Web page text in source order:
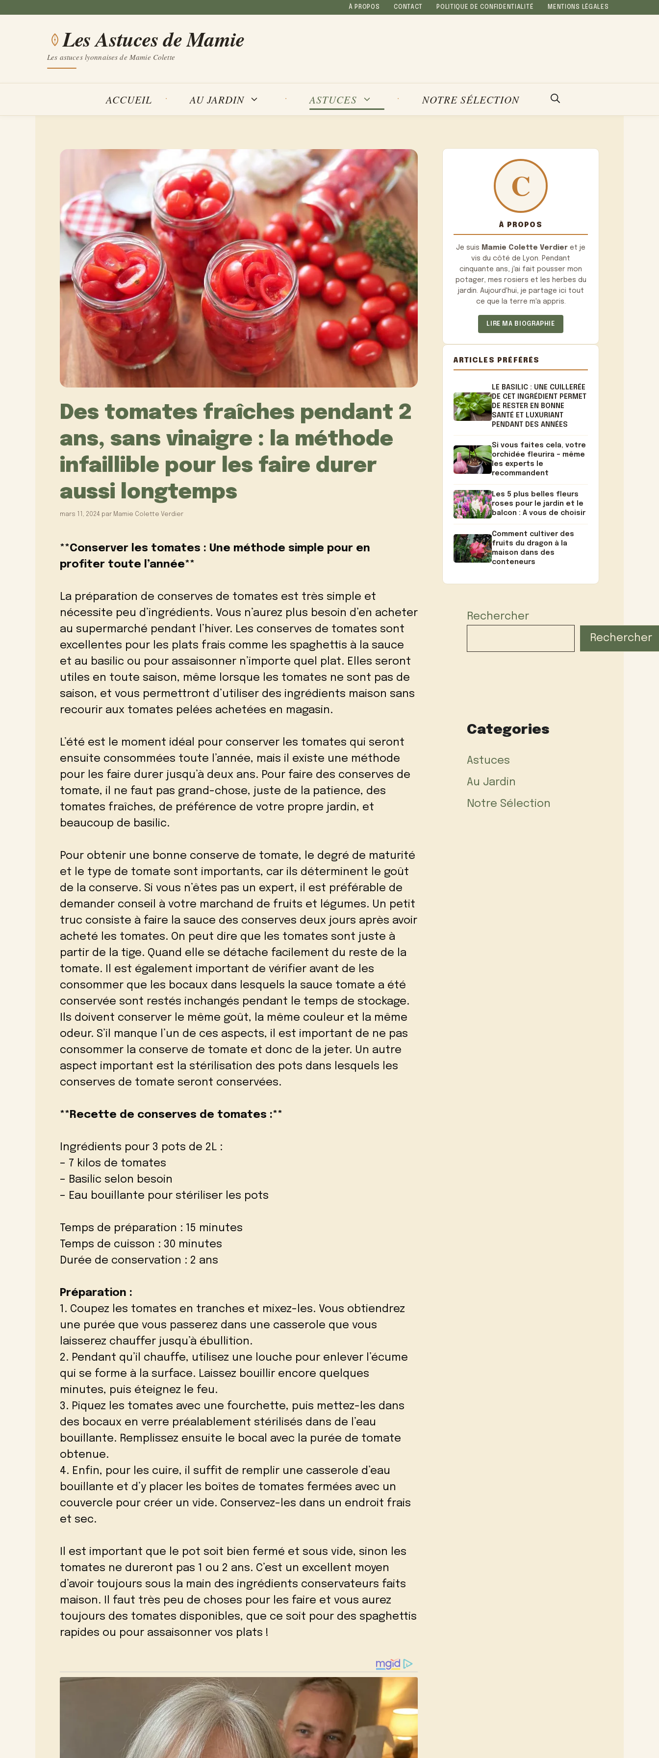
À PROPOS CONTACT POLITIQUE DE CONFIDENTIALITÉ MENTIONS LÉGALES
Les Astuces de Mamie
Les astuces lyonnaises de Mamie Colette
ACCUEIL AU JARDIN ASTUCES NOTRE SÉLECTION
Des tomates fraîches pendant 2
ans, sans vinaigre : la méthode
infaillible pour les faire durer
aussi longtemps
mars 11, 2024 par Mamie Colette Verdier
**Conserver les tomates : Une méthode simple pour en
profiter toute l’année**
La préparation de conserves de tomates est très simple et
nécessite peu d’ingrédients. Vous n’aurez plus besoin d’en acheter
au supermarché pendant l’hiver. Les conserves de tomates sont
excellentes pour les plats frais comme les spaghettis à la sauce
et au basilic ou pour assaisonner n’importe quel plat. Elles seront
utiles en toute saison, même lorsque les tomates ne sont pas de
saison, et vous permettront d’utiliser des ingrédients maison sans
recourir aux tomates pelées achetées en magasin.
L’été est le moment idéal pour conserver les tomates qui seront
ensuite consommées toute l’année, mais il existe une méthode
pour les faire durer jusqu’à deux ans. Pour faire des conserves de
tomate, il ne faut pas grand-chose, juste de la patience, des
tomates fraîches, de préférence de votre propre jardin, et
beaucoup de basilic.
Pour obtenir une bonne conserve de tomate, le degré de maturité
et le type de tomate sont importants, car ils déterminent le goût
de la conserve. Si vous n’êtes pas un expert, il est préférable de
demander conseil à votre marchand de fruits et légumes. Un petit
truc consiste à faire la sauce des conserves deux jours après avoir
acheté les tomates. On peut dire que les tomates sont juste à
partir de la tige. Quand elle se détache facilement du reste de la
tomate. Il est également important de vérifier avant de les
consommer que les bocaux dans lesquels la sauce tomate a été
conservée sont restés inchangés pendant le temps de stockage.
Ils doivent conserver le même goût, la même couleur et la même
odeur. S’il manque l’un de ces aspects, il est important de ne pas
consommer la conserve de tomate et donc de la jeter. Un autre
aspect important est la stérilisation des pots dans lesquels les
conserves de tomate seront conservées.
**Recette de conserves de tomates :**
Ingrédients pour 3 pots de 2L :
– 7 kilos de tomates
– Basilic selon besoin
– Eau bouillante pour stériliser les pots
Temps de préparation : 15 minutes
Temps de cuisson : 30 minutes
Durée de conservation : 2 ans
Préparation :
1. Coupez les tomates en tranches et mixez-les. Vous obtiendrez
une purée que vous passerez dans une casserole que vous
laisserez chauffer jusqu’à ébullition.
2. Pendant qu’il chauffe, utilisez une louche pour enlever l’écume
qui se forme à la surface. Laissez bouillir encore quelques
minutes, puis éteignez le feu.
3. Piquez les tomates avec une fourchette, puis mettez-les dans
des bocaux en verre préalablement stérilisés dans de l’eau
bouillante. Remplissez ensuite le bocal avec la purée de tomate
obtenue.
4. Enfin, pour les cuire, il suffit de remplir une casserole d’eau
bouillante et d’y placer les boîtes de tomates fermées avec un
couvercle pour créer un vide. Conservez-les dans un endroit frais
et sec.
Il est important que le pot soit bien fermé et sous vide, sinon les
tomates ne dureront pas 1 ou 2 ans. C’est un excellent moyen
d’avoir toujours sous la main des ingrédients conservateurs faits
maison. Il faut très peu de choses pour les faire et vous aurez
toujours des tomates disponibles, que ce soit pour des spaghettis
rapides ou pour assaisonner vos plats !
À PROPOS
Je suis Mamie Colette Verdier et je
vis du côté de Lyon. Pendant
cinquante ans, j'ai fait pousser mon
potager, mes rosiers et les herbes du
jardin. Aujourd'hui, je partage ici tout
ce que la terre m'a appris.
LIRE MA BIOGRAPHIE
ARTICLES PRÉFÉRÉS
LE BASILIC : UNE CUILLERÉE
DE CET INGRÉDIENT PERMET
DE RESTER EN BONNE
SANTÉ ET LUXURIANT
PENDANT DES ANNÉES
Si vous faites cela, votre
orchidée fleurira – même
les experts le
recommandent
Les 5 plus belles fleurs
roses pour le jardin et le
balcon : A vous de choisir
Comment cultiver des
fruits du dragon à la
maison dans des
conteneurs
Rechercher
Rechercher
Categories
Astuces
Au Jardin
Notre Sélection